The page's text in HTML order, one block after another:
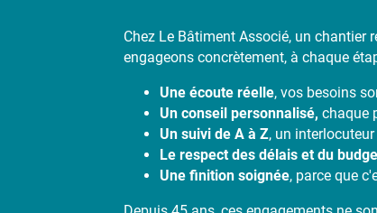
Chez Le Bâtiment Associé, un
engageons concrètement, à chaque
Une écoute réelle, vos besoins
Un conseil personnalisé, chaque
Un suivi de A à Z, un
Le respect des délais et du
Une finition soignée, parce que